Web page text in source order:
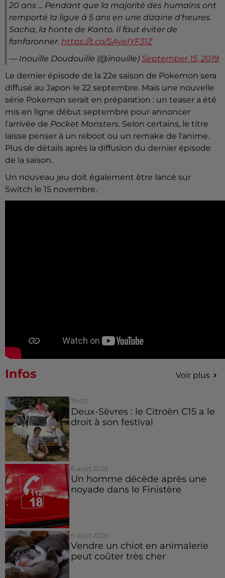
20 ans ... Pendant que la majorité des humains ont
remporté la ligue à 5 ans en une dizaine d'heures.
Sacha, la honte de Kanto. Il faut éviter de
fanfaronner. https://t.co/SAyeIYF31Z
— Inouille Doudouille (@inouille) September 15, 2019
Le dernier épisode de la 22e saison de Pokemon sera
diffusé au Japon le 22 septembre. Mais une nouvelle
série Pokemon serait en préparation : un teaser a été
mis en ligne début septembre pour annoncer
l'arrivée de Pocket Monsters. Selon certains, le titre
laisse penser à un reboot ou un remake de l'anime.
Plus de détails après la diffusion du dernier épisode
de la saison.
Un nouveau jeu doit également être lancé sur
Switch le 15 novembre.
Infos Voir plus
7h03
Deux-Sèvres : le Citroën C15 a le
droit à son festival
6 août 2026
Un homme décède après une
noyade dans le Finistère
6 août 2026
Vendre un chiot en animalerie
peut coûter très cher